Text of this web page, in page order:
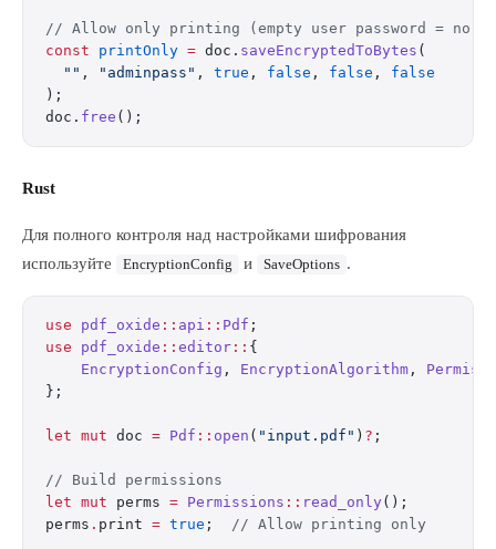
// Allow only printing (empty user password = no
const printOnly = doc. saveEncryptedToBytes (
  ""
, "adminpass" , true , false , false , false
);
doc. free ();
Rust
Для полного контроля над настройками шифрования
используйте
EncryptionConfig и SaveOptions .
use pdf_oxide :: api :: Pdf ;
use pdf_oxide :: editor :: {
    EncryptionConfig
, EncryptionAlgorithm ,
};
let mut doc = Pdf :: open ( "input.pdf" ) ? ;
// Build permissions
let mut perms = Permissions :: read_only ();
perms . print = true ; // Allow printing only